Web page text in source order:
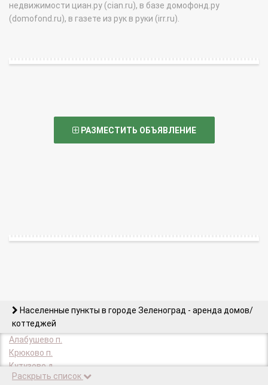
недвижимости циан.ру (cian.ru), в базе домофонд.ру
(domofond.ru), в газете из рук в руки (irr.ru).
РАЗМЕСТИТЬ ОБЪЯВЛЕНИЕ
Населенные пункты в городе Зеленоград - аренда домов/
коттеджей
Алабушево п.
Крюково п.
Кутузово д.
Малино п.
Раскрыть список